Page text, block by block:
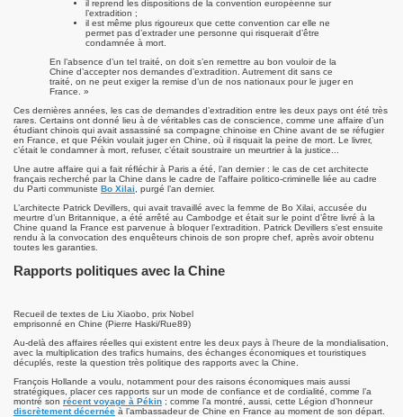
il reprend les dispositions de la convention européenne sur
l’extradition ;
il est même plus rigoureux que cette convention car elle ne
permet pas d’extrader une personne qui risquerait d’être
condamnée à mort.
En l’absence d’un tel traité, on doit s’en remettre au bon vouloir de la
Chine d’accepter nos demandes d’extradition. Autrement dit sans ce
traité, on ne peut exiger la remise d’un de nos nationaux pour le juger en
France. »
Ces dernières années, les cas de demandes d’extradition entre les deux pays ont été très
rares. Certains ont donné lieu à de véritables cas de conscience, comme une affaire d’un
étudiant chinois qui avait assassiné sa compagne chinoise en Chine avant de se réfugier
en France, et que Pékin voulait juger en Chine, où il risquait la peine de mort. Le livrer,
c’était le condamner à mort, refuser, c’était soustraire un meurtrier à la justice...
Une autre affaire qui a fait réfléchir à Paris a été, l’an dernier : le cas de cet architecte
français recherché par la Chine dans le cadre de l’affaire politico-criminelle liée au cadre
du Parti communiste Bo Xilai , purgé l’an dernier.
L’architecte Patrick Devillers, qui avait travaillé avec la femme de Bo Xilai, accusée du
meurtre d’un Britannique, a été arrêté au Cambodge et était sur le point d’être livré à la
Chine quand la France est parvenue à bloquer l’extradition. Patrick Devillers s’est ensuite
rendu à la convocation des enquêteurs chinois de son propre chef, après avoir obtenu
toutes les garanties.
Rapports politiques avec la Chine
Recueil de textes de Liu Xiaobo, prix Nobel
emprisonné en Chine (Pierre Haski/Rue89)
Au-delà des affaires réelles qui existent entre les deux pays à l’heure de la mondialisation,
avec la multiplication des trafics humains, des échanges économiques et touristiques
décuplés, reste la question très politique des rapports avec la Chine.
François Hollande a voulu, notamment pour des raisons économiques mais aussi
stratégiques, placer ces rapports sur un mode de confiance et de cordialité, comme l’a
montré son récent voyage à Pékin ; comme l’a montré, aussi, cette Légion d’honneur
discrètement décernée à l’ambassadeur de Chine en France au moment de son départ.